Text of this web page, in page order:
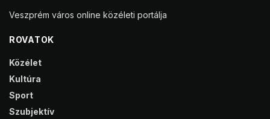
Veszprém város online közéleti portálja
ROVATOK
Közélet
Kultúra
Sport
Szubjektív